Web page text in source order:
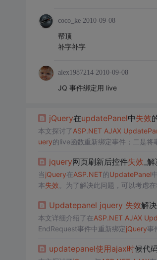
coco_ke 2010-09-08
帮顶
补字补字
alex1987214 2010-09-08
JQ 事件绑定用 live
jQuery在updatePanel中失效
本文探讨了ASP.NET AJAX Update
uery的live函数重新绑定事件；二是将
jquery网页刷新后控件失效 _
当jQuery在ASP.NET的UpdatePanel中
本失效 。为了解决此问题，可以考虑
Updatepanel jquery 失效解
本文详细介绍了在ASP.NET AJAX
EndRequest事件中重新绑定jQuery事
updatepanel使用ajax时候代